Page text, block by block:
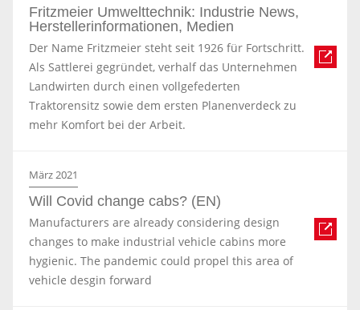
Fritzmeier Umwelttechnik: Industrie News,
Herstellerinformationen, Medien
Der Name Fritzmeier steht seit 1926 für Fortschritt.
Als Sattlerei gegründet, verhalf das Unternehmen
Landwirten durch einen vollgefederten
Traktorensitz sowie dem ersten Planenverdeck zu
mehr Komfort bei der Arbeit.
März 2021
Will Covid change cabs? (EN)
Manufacturers are already considering design
changes to make industrial vehicle cabins more
hygienic. The pandemic could propel this area of
vehicle desgin forward